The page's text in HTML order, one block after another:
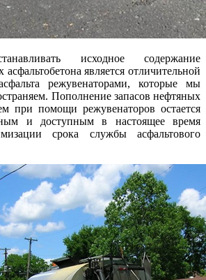
исходное содержание
является отличительной
режувенаторами, которые мы
Пополнение запасов нефтяных
при помощи режувенаторов остается
и доступным в настоящее время
срока службы асфальтового